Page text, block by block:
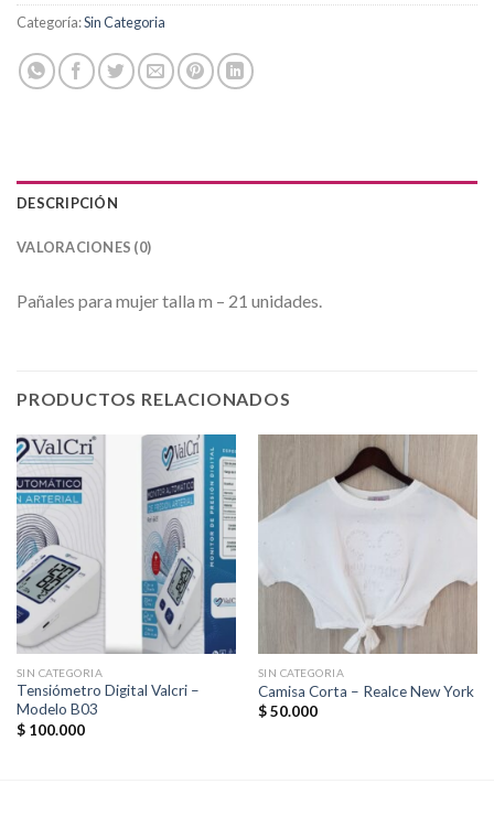
Categoría:Sin Categoria
DESCRIPCIÓN
VALORACIONES (0)
Pañales para mujer talla m – 21 unidades.
PRODUCTOS RELACIONADOS
SIN CATEGORIA
Tensiómetro Digital Valcri –
Modelo B03
$100.000
SIN CATEGORIA
Camisa Corta – Realce New York
$50.000